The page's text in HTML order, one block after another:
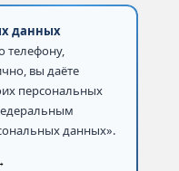
данных
телефону,
вы даёте
персональных
данных».